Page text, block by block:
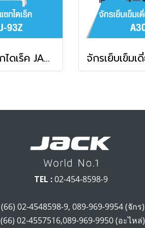
จักรเย็บซิกแซกไดเร็ค JACK รุ่น JK-20U-93Z
TEL :02-454-8598-9
(66) 02-4548598-9, 089-969-9954 (จักร)
(66) 02-4557516,089-969-9950 (อะไหล่)